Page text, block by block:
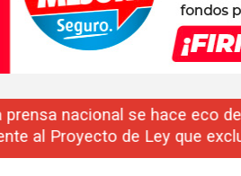
se hace eco del liderazgo de
de Ley que excluye a la